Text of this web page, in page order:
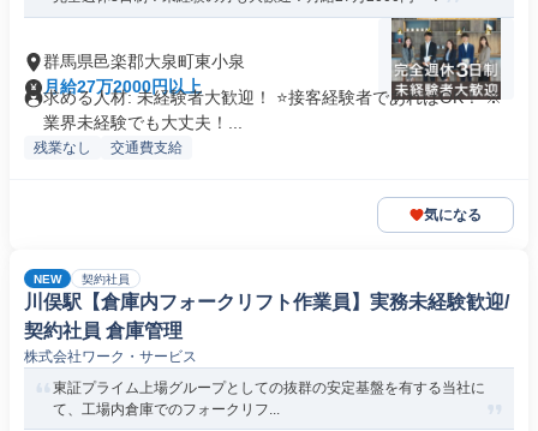
群馬県邑楽郡大泉町東小泉
月給27万2000円以上
求める人材: 未経験者大歓迎！ ⭐接客経験者であればOK！ ※
業界未経験でも大丈夫！...
残業なし 交通費支給
気になる
NEW 契約社員
川俣駅【倉庫内フォークリフト作業員】実務未経験歓迎/
契約社員 倉庫管理
株式会社ワーク・サービス
東証プライム上場グループとしての抜群の安定基盤を有する当社に
て、工場内倉庫でのフォークリフ...